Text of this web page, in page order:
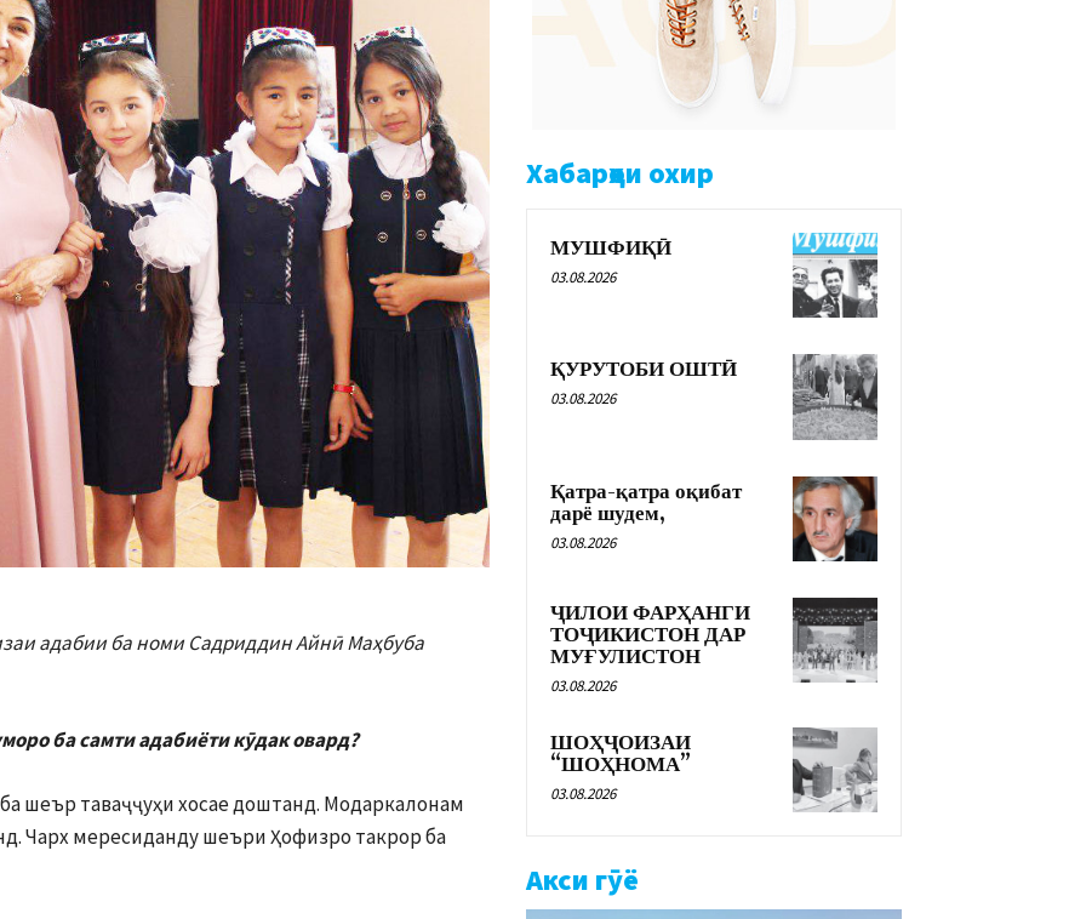
адабии ба номи Садриддин Айнӣ Маҳбуба
ба самти адабиёти кӯдак овард?
шеър таваҷҷуҳи хосае доштанд. Модаркалонам
Чарх мересиданду шеъри Ҳофизро такрор ба
Хабарҳои охир
МУШФИҚӢ
03.08.2026
ҚУРУТОБИ ОШТӢ
03.08.2026
Қатра-қатра оқибат
дарё шудем,
03.08.2026
ҶИЛОИ ФАРҲАНГИ
ТОҶИКИСТОН ДАР
МУҒУЛИСТОН
03.08.2026
ШОҲҶОИЗАИ
“ШОҲНОМА”
03.08.2026
Акси гӯё